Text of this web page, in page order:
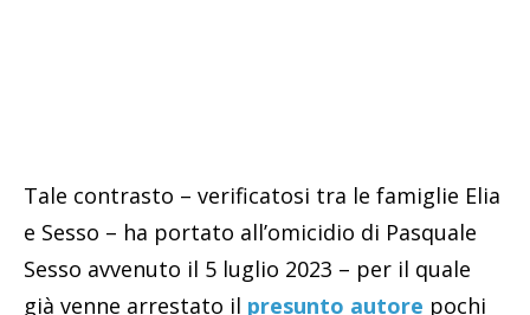
Tale contrasto – verificatosi tra le famiglie Elia
e Sesso – ha portato all’omicidio di Pasquale
Sesso avvenuto il 5 luglio 2023 – per il quale
già venne arrestato il presunto autore pochi